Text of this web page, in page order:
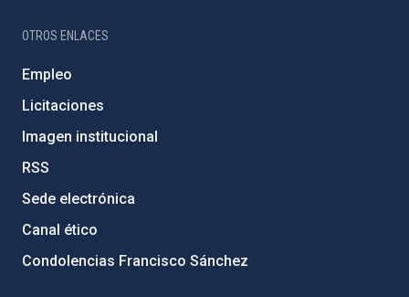
OTROS ENLACES
Empleo
Licitaciones
Imagen institucional
RSS
Sede electrónica
Canal ético
Condolencias Francisco Sánchez